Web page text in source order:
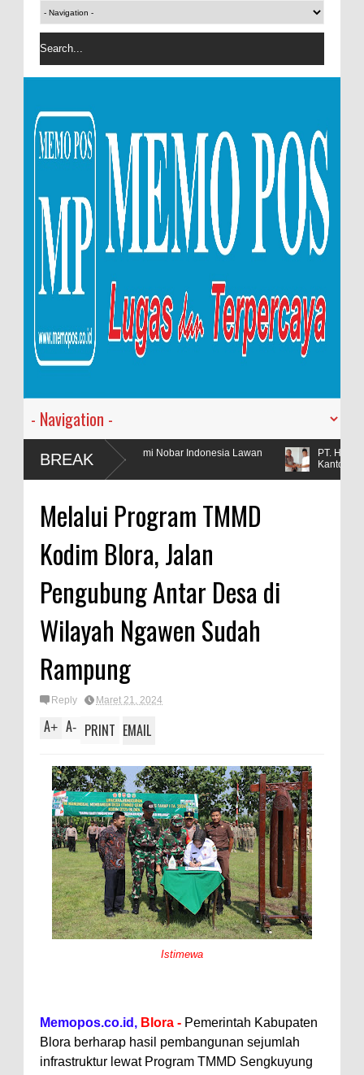
BREAK
Demi Nobar Indonesia Lawan
PT. Harmoni Dua Andromeda
Melalui Program TMMD
Kodim Blora, Jalan
Pengubung Antar Desa di
Wilayah Ngawen Sudah
Rampung
Reply Maret 21, 2024
A+ A- PRINT EMAIL
Istimewa
Memopos.co.id, Blora - Pemerintah Kabupaten
Blora berharap hasil pembangunan sejumlah
infrastruktur lewat Program TMMD Sengkuyung